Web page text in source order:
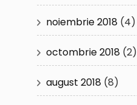
noiembrie 2018(4)
octombrie 2018(2)
august 2018(8)